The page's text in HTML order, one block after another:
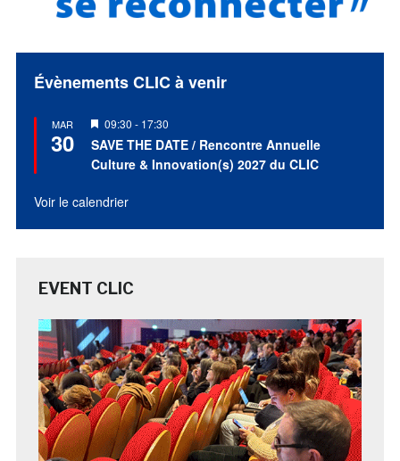
Évènements CLIC à venir
MAR
30
Mis
en
avant
09:30 - 17:30
SAVE THE DATE / Rencontre Annuelle
Culture & Innovation(s) 2027 du CLIC
Voir le calendrier
EVENT CLIC